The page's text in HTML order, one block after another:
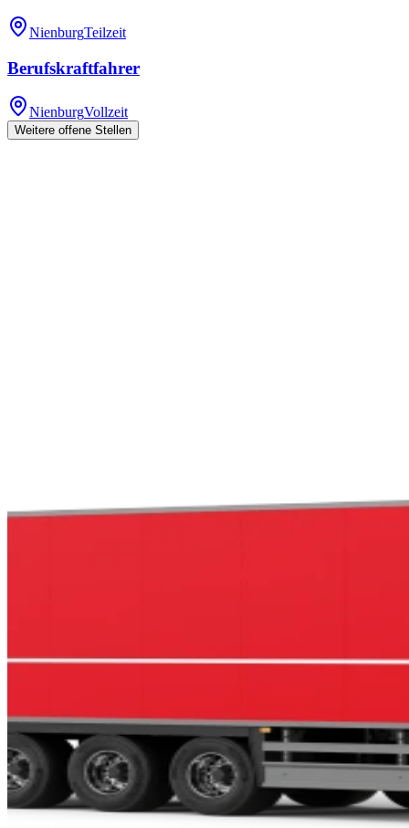
NienburgTeilzeit
Berufskraftfahrer
NienburgVollzeit
Weitere offene Stellen